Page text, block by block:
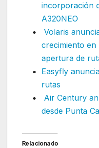
incorporación
A320NEO
Volaris
crecimiento en
apertura de
Easyfly
rutas
Air Century
desde Punta
Relacionado